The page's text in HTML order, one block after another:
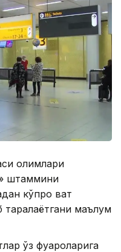
олимлари
штаммини
кўпроқ вақт
маълум
ўз фуқароларига